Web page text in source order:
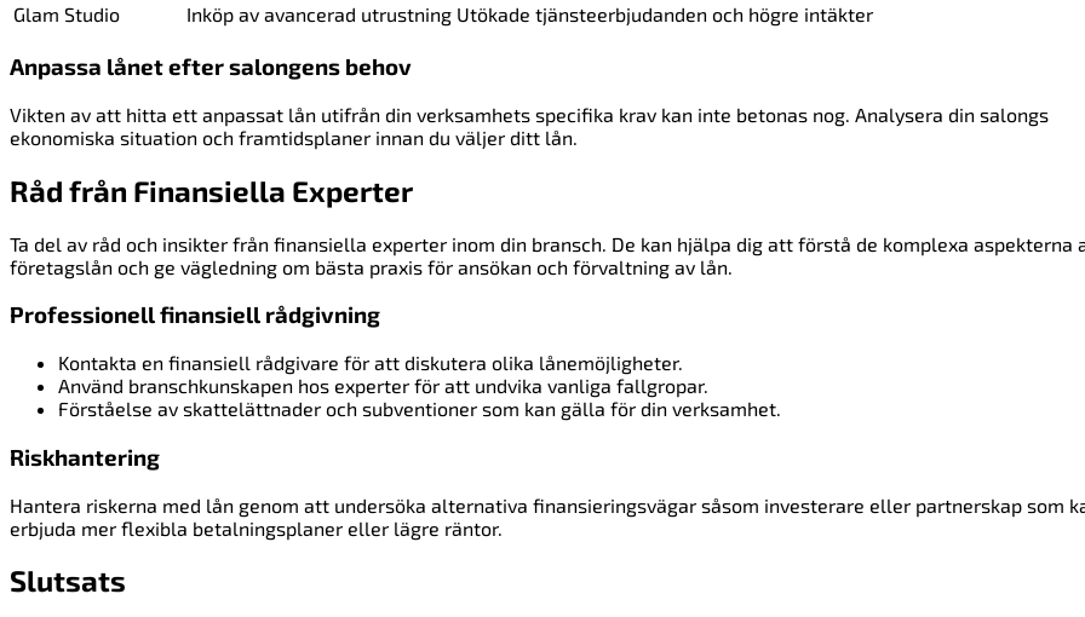
Glam Studio
Inköp av avancerad utrustning Utökade tjänsteerbjudanden och högre intäkter
Anpassa lånet efter salongens behov
Vikten av att hitta ett anpassat lån utifrån din verksamhets specifika krav kan inte betonas nog. Analysera din salongs
ekonomiska situation och framtidsplaner innan du väljer ditt lån.
Råd från Finansiella Experter
Ta del av råd och insikter från finansiella experter inom din bransch. De kan hjälpa dig att förstå de komplexa aspekterna
företagslån och ge vägledning om bästa praxis för ansökan och förvaltning av lån.
Professionell finansiell rådgivning
Kontakta en finansiell rådgivare för att diskutera olika lånemöjligheter.
Använd branschkunskapen hos experter för att undvika vanliga fallgropar.
Förståelse av skattelättnader och subventioner som kan gälla för din verksamhet.
Riskhantering
Hantera riskerna med lån genom att undersöka alternativa finansieringsvägar såsom investerare eller partnerskap som
erbjuda mer flexibla betalningsplaner eller lägre räntor.
Slutsats